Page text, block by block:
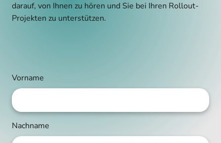
darauf, von Ihnen zu hören und Sie bei Ihren Rollout-
Projekten zu unterstützen.
Vorname
Nachname